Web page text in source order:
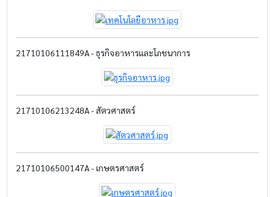
21710106111849A - ธุรกิจอาหารและโภชนาการ
21710106213248A - สัตวศาสตร์
21710106500147A - เกษตรศาสตร์